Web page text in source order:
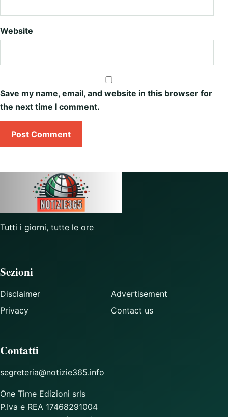
Website
Save my name, email, and website in this browser for
the next time I comment.
Tutti i giorni, tutte le ore
Sezioni
Disclaimer
Privacy
Advertisement
Contact us
Contatti
segreteria@notizie365.info
One Time Edizioni srls
P.Iva e REA 17468291004